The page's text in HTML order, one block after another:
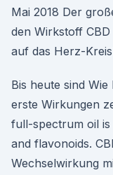
Mai 2018 Der
den Wirkstoff
auf das Herz-
Bis heute sind
erste Wirkungen
full-spectrum oil
and flavonoids.
Wechselwirkung